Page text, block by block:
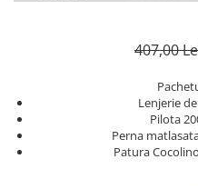
407,00
Lenjerie
Pilota
Perna
Patura